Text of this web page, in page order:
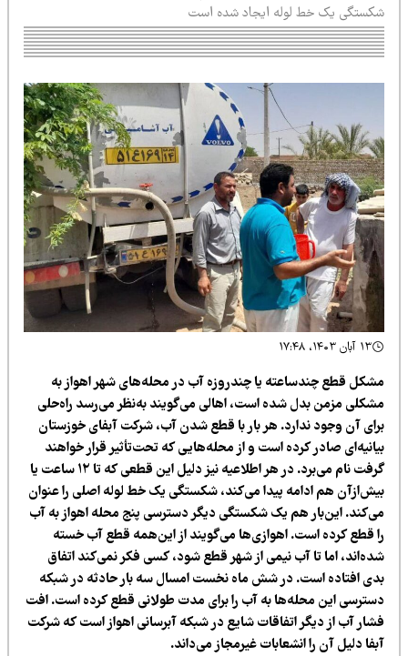
یک خط لوله ایجاد شده است
قطع چندساعته یا چندروزه آب در محله‌های شهر اهواز به
مزمن بدل شده است، اهالی می‌گویند به‌نظر می‌رسد راه‌حلی
آن وجود ندارد. هر بار با قطع شدن آب، شرکت آبفای خوزستان
صادر کرده است و از محله‌هایی که تحت‌تأثیر قرار خواهند
گرفت نام می‌برد. در هر اطلاعیه نیز دلیل این قطعی که تا ۱۲ ساعت یا
هم ادامه پیدا می‌کند، شکستگی یک خط لوله اصلی را عنوان
این‌بار هم یک شکستگی دیگر دسترسی پنج محله اهواز به آب
قطع کرده است. اهوازی‌ها می‌گویند از این‌همه قطع آب خسته
اما تا آب نیمی از شهر قطع شود، کسی فکر نمی‌کند اتفاق
افتاده است. در شش ماه نخست امسال سه بار حادثه در شبکه
این محله‌ها به آب را برای مدت طولانی قطع کرده است. افت
آب از دیگر اتفاقات شایع در شبکه آبرسانی اهواز است که شرکت
دلیل آن را انشعابات غیرمجاز می‌داند.